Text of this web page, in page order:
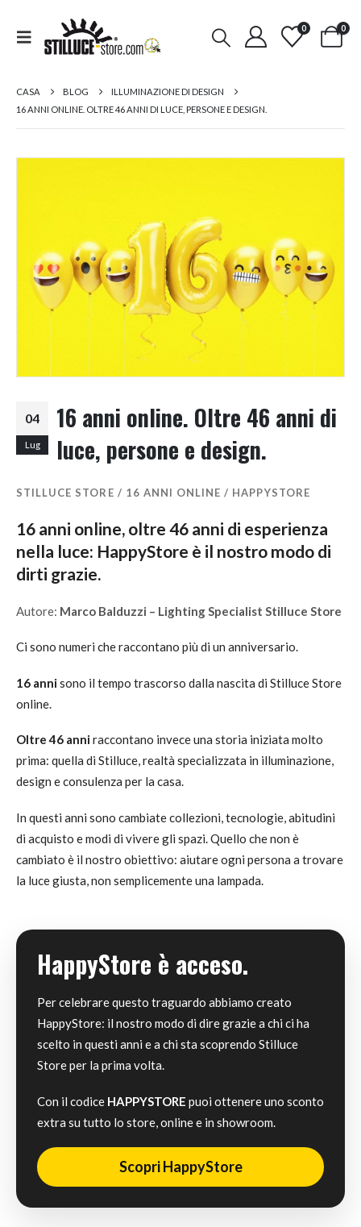
0 0
CASA BLOG
ILLUMINAZIONE DI DESIGN
16 ANNI ONLINE. OLTRE 46 ANNI DI LUCE, PERSONE E DESIGN.
04
Lug
16 anni online. Oltre 46 anni di
luce, persone e design.
STILLUCE STORE / 16 ANNI ONLINE / HAPPYSTORE
16 anni online, oltre 46 anni di esperienza
nella luce: HappyStore è il nostro modo di
dirti grazie.
Autore: Marco Balduzzi – Lighting Specialist Stilluce Store
Ci sono numeri che raccontano più di un anniversario.
16 annisono il tempo trascorso dalla nascita di Stilluce Store
online.
Oltre 46 anniraccontano invece una storia iniziata molto
prima: quella di Stilluce, realtà specializzata in illuminazione,
design e consulenza per la casa.
In questi anni sono cambiate collezioni, tecnologie, abitudini
di acquisto e modi di vivere gli spazi. Quello che non è
cambiato è il nostro obiettivo: aiutare ogni persona a trovare
la luce giusta, non semplicemente una lampada.
HappyStore è acceso.
Per celebrare questo traguardo abbiamo creato
HappyStore: il nostro modo di dire grazie a chi ci ha
scelto in questi anni e a chi sta scoprendo Stilluce
Store per la prima volta.
Con il codice HAPPYSTORE puoi ottenere uno sconto
extra su tutto lo store, online e in showroom.
Scopri HappyStore